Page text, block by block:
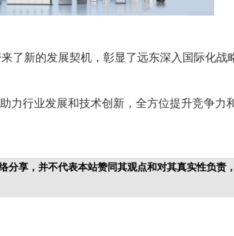
新的发展契机，彰显了远东深入国际化战
行业发展和技术创新，全方位提升竞争力
享，并不代表本站赞同其观点和对其真实性负责